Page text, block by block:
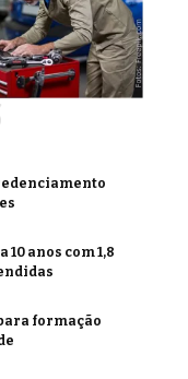
anos com 1,8
formação